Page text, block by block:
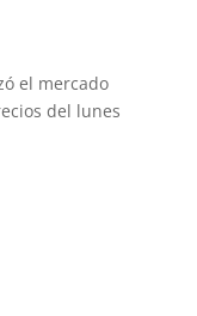
el mercado
del lunes